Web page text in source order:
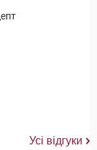
Усі відгуки